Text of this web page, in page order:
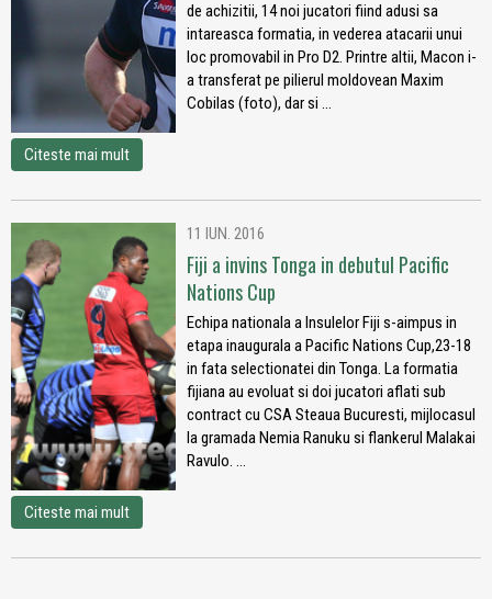
de achizitii, 14 noi jucatori fiind adusi sa
intareasca formatia, in vederea atacarii unui
loc promovabil in Pro D2. Printre altii, Macon i-
a transferat pe pilierul moldovean Maxim
Cobilas (foto), dar si ...
Citeste mai mult
11 IUN. 2016
Fiji a invins Tonga in debutul Pacific
Nations Cup
Echipa nationala a Insulelor Fiji s-aimpus in
etapa inaugurala a Pacific Nations Cup,23-18
in fata selectionatei din Tonga. La formatia
fijiana au evoluat si doi jucatori aflati sub
contract cu CSA Steaua Bucuresti, mijlocasul
la gramada Nemia Ranuku si flankerul Malakai
Ravulo. ...
Citeste mai mult